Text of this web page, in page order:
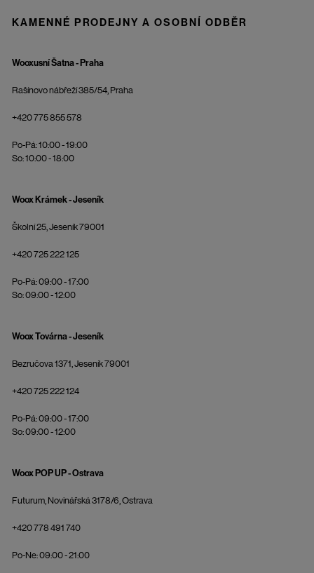
KAMENNÉ PRODEJNY A OSOBNÍ ODBĚR
Wooxusní Šatna - Praha
Rašínovo nábřeží 385/54, Praha
+420 775 855 578
Po-Pá: 10:00 - 19:00
So: 10:00 - 18:00
Woox Krámek - Jeseník
Školní 25, Jeseník 79001
+420 725 222 125
Po-Pá: 09:00 - 17:00
So: 09:00 - 12:00
Woox Továrna - Jeseník
Bezručova 1371, Jeseník 79001
+420 725 222 124
Po-Pá: 09:00 - 17:00
So: 09:00 - 12:00
Woox POP UP - Ostrava
Futurum, Novinářská 3178/6, Ostrava
+420 778 491 740
Po-Ne: 09:00 - 21:00